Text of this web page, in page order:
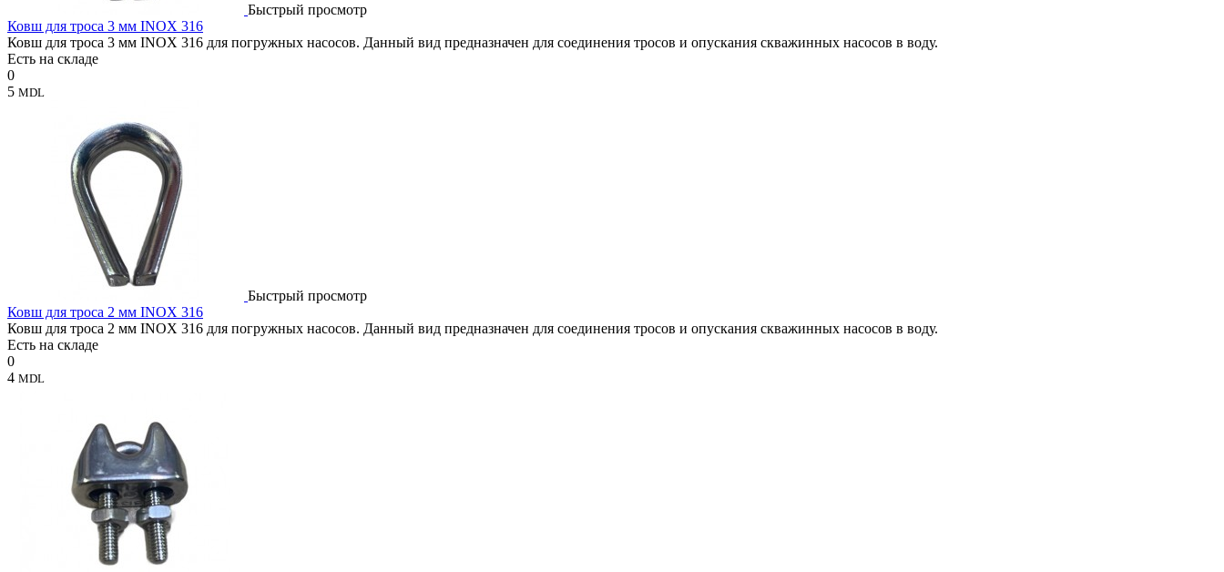
Быстрый просмотр
Ковш для троса 3 мм INOX 316
Ковш для троса 3 мм INOX 316 для погружных насосов. Данный вид предназначен для соединения тросов и опускания скважинных насосов в воду.
Есть на складе
0
5 MDL
Быстрый просмотр
Ковш для троса 2 мм INOX 316
Ковш для троса 2 мм INOX 316 для погружных насосов. Данный вид предназначен для соединения тросов и опускания скважинных насосов в воду.
Есть на складе
0
4 MDL